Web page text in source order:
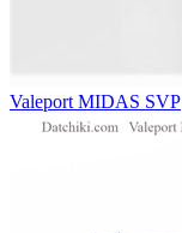
Valeport MIDAS SVP